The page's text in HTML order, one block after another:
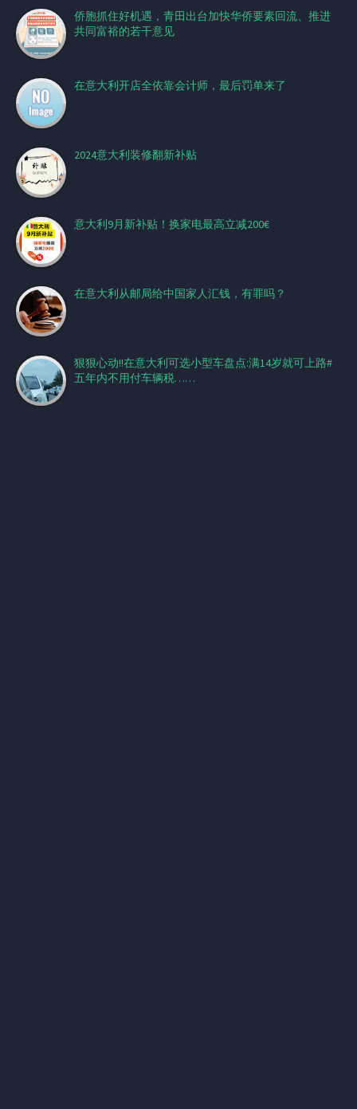
侨胞抓住好机遇，青田出台加快华侨要素回流、推进
共同富裕的若干意见
在意大利开店全依靠会计师，最后罚单来了
2024意大利装修翻新补贴
意大利9月新补贴！换家电最高立减200€
在意大利从邮局给中国家人汇钱，有罪吗？
狠狠心动!!在意大利可选小型车盘点:满14岁就可上路#
五年内不用付车辆税……